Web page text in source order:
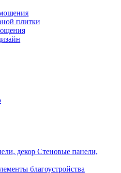
плитки
Стеновые панели,